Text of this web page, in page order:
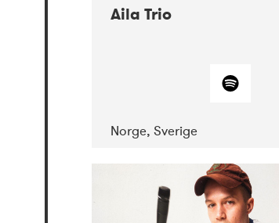
Aila Trio
Norge, Sverige
DATE
CONCERTS